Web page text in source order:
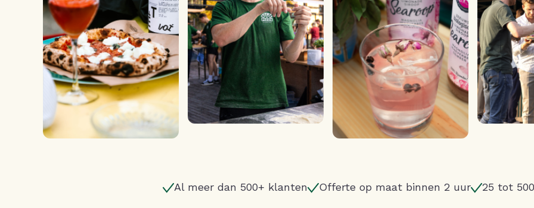
Al meer dan 500+ klanten Offerte op maat binnen 2 uur 25 tot